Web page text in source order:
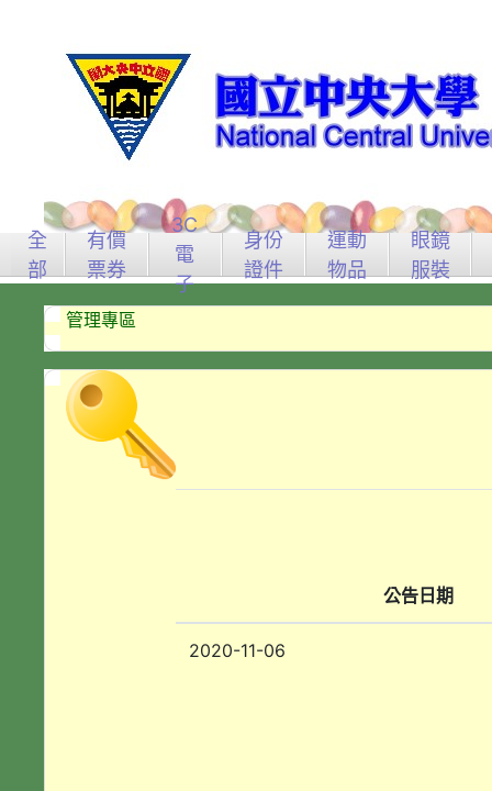
全
部
有價
票券
3C
電
子
身份
證件
運動
物品
眼鏡
服裝
管理專區
公告日期
2020-11-06